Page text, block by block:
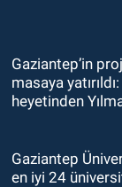
Gaziantep’in
masaya
heyetinden
Gaziantep
en iyi 24